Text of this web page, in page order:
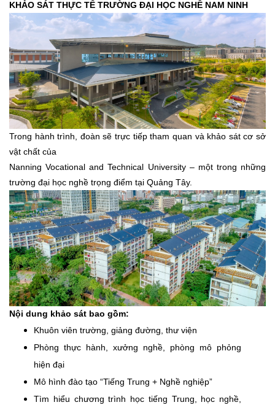
KHẢO SÁT THỰC TẾ TRƯỜNG ĐẠI HỌC NGHỀ NAM NINH
Trong hành trình, đoàn sẽ trực tiếp tham quan và khảo sát cơ sở
vật chất của
Nanning Vocational and Technical University – một trong những
trường đại học nghề trọng điểm tại Quảng Tây.
Nội dung khảo sát bao gồm:
Khuôn viên trường, giảng đường, thư viện
Phòng thực hành, xưởng nghề, phòng mô phỏng
hiện đại
Mô hình đào tạo “Tiếng Trung + Nghề nghiệp”
Tìm hiểu chương trình học tiếng Trung, học nghề,